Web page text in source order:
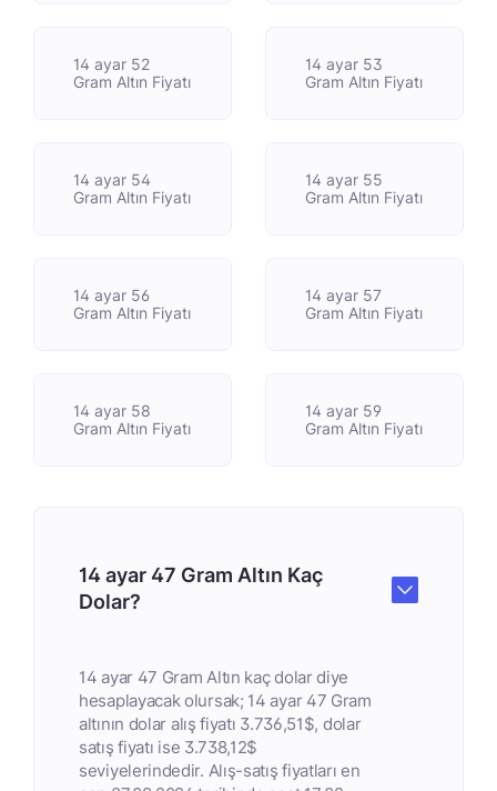
14 ayar 52
Gram Altın Fiyatı
14 ayar 53
Gram Altın Fiyatı
14 ayar 54
Gram Altın Fiyatı
14 ayar 55
Gram Altın Fiyatı
14 ayar 56
Gram Altın Fiyatı
14 ayar 57
Gram Altın Fiyatı
14 ayar 58
Gram Altın Fiyatı
14 ayar 59
Gram Altın Fiyatı
14 ayar 47 Gram Altın Kaç
Dolar?
14 ayar 47 Gram Altın kaç dolar diye
hesaplayacak olursak; 14 ayar 47 Gram
altının dolar alış fiyatı 3.736,51$, dolar
satış fiyatı ise 3.738,12$
seviyelerindedir. Alış-satış fiyatları en